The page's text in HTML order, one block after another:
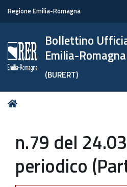
Regione Emilia-Romagna
Bollettino
Emilia-Romagna
(BURERT)
Tu
n.79 del
periodico